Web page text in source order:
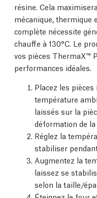
résine. Cela
mécanique, thermique
complète nécessite
chauffe à 130°C. Le
vos pièces ThermaX™
performances idéales.
Placez les
température
laissés sur la
déformation de
Réglez la
stabiliser
Augmentez la
laissez se
selon la taille/